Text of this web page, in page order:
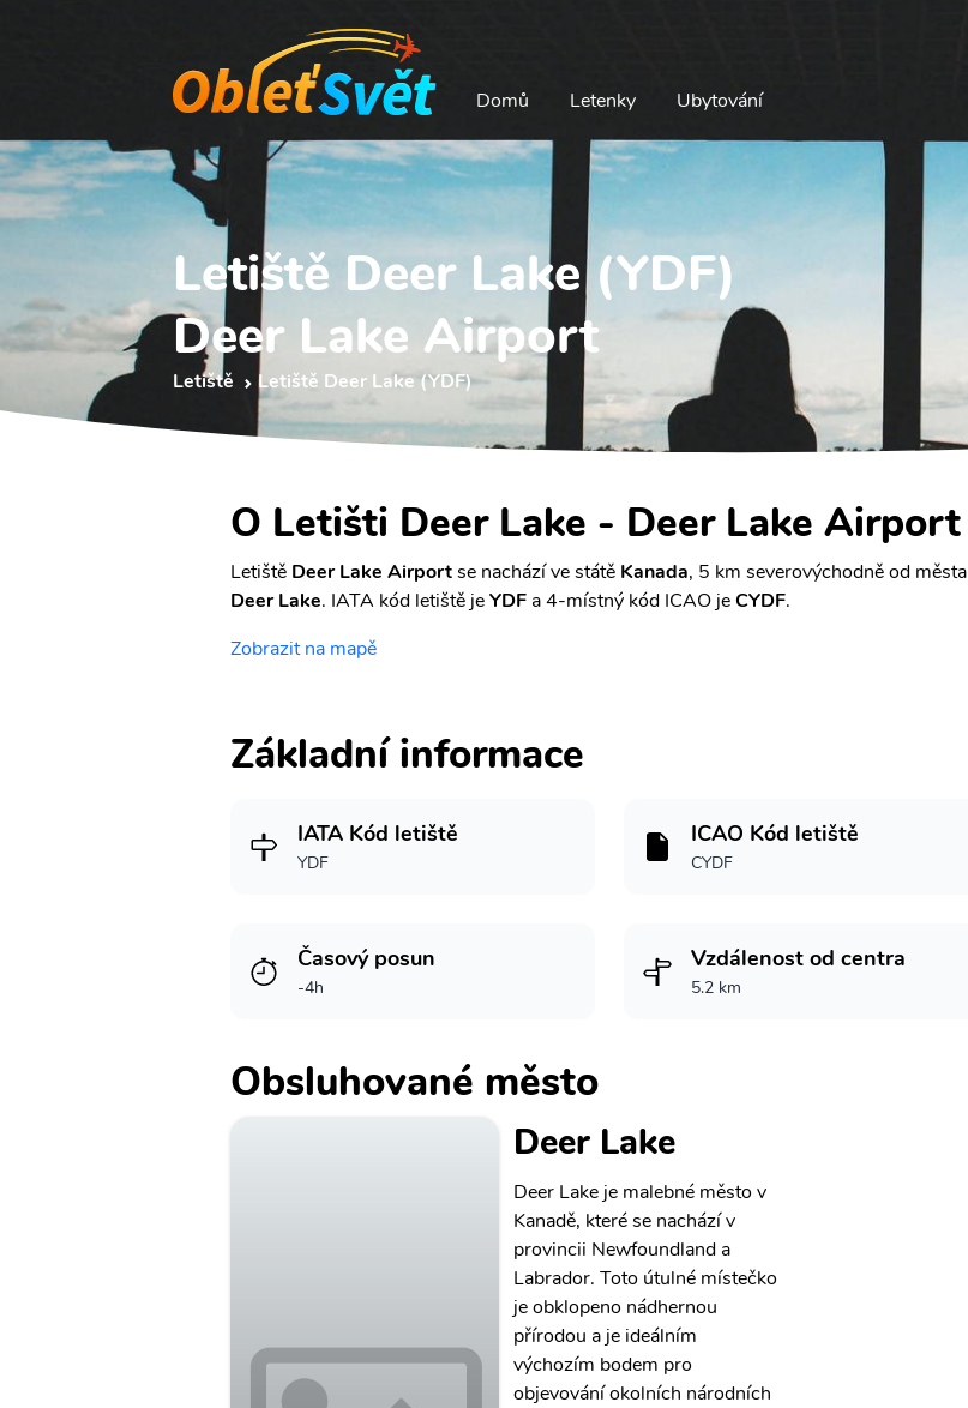
Domů Letenky Ubytování
Letiště Deer Lake (YDF)
Deer Lake Airport
Letiště Letiště Deer Lake (YDF)
O Letišti Deer Lake - Deer Lake Airport
Letiště Deer Lake Airportse nachází ve státě Kanada, 5 km severovýchodně od města
Deer Lake. IATA kód letiště jeYDF a 4-místný kód ICAO jeCYDF.
Zobrazit na mapě
Základní informace
IATA Kód letiště
YDF
ICAO Kód letiště
CYDF
Časový posun
-4h
Vzdálenost od centra
5.2 km
Obsluhované město
Deer Lake
Deer Lake je malebné město v
Kanadě, které se nachází v
provincii Newfoundland a
Labrador. Toto útulné místečko
je obklopeno nádhernou
přírodou a je ideálním
výchozím bodem pro
objevování okolních národních